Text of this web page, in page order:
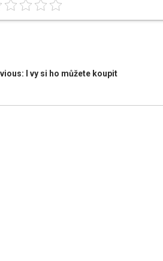
I vy si ho můžete koupit